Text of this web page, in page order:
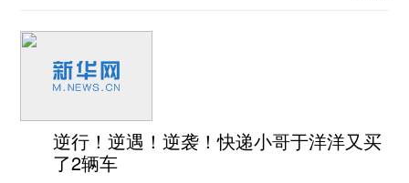
逆行！逆遇！逆袭！快递小哥于洋洋又买
了2辆车